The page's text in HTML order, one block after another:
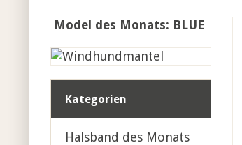
Model des Monats: BLUE
Kategorien
Halsband des Monats